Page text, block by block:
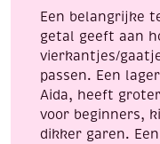
Een belangrijke
getal geeft aan
vierkantjes/
passen. Een
Aida, heeft
voor beginners,
dikker garen.